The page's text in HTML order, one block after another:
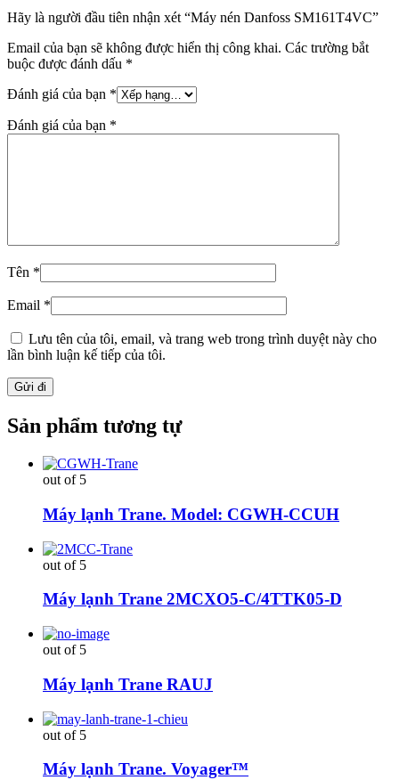
Hãy là người đầu tiên nhận xét “Máy nén Danfoss SM161T4VC”
Email của bạn sẽ không được hiển thị công khai. Các trường bắt
buộc được đánh dấu *
Đánh giá của bạn *
Đánh giá của bạn *
Tên *
Email *
Lưu tên của tôi, email, và trang web trong trình duyệt này cho
lần bình luận kế tiếp của tôi.
Sản phẩm tương tự
out of 5
Máy lạnh Trane. Model: CGWH-CCUH
out of 5
Máy lạnh Trane 2MCXO5-C/4TTK05-D
out of 5
Máy lạnh Trane RAUJ
out of 5
Máy lạnh Trane. Voyager™